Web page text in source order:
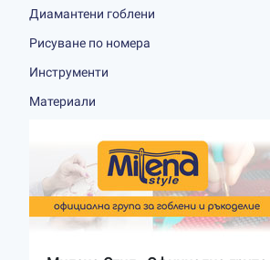
Диамантени гоблени
Рисуване по номера
Инструменти
Материали